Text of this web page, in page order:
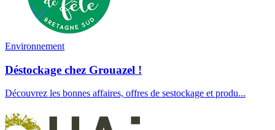
Environnement
Déstockage chez Grouazel !
Découvrez les bonnes affaires, offres de sestockage et produ...